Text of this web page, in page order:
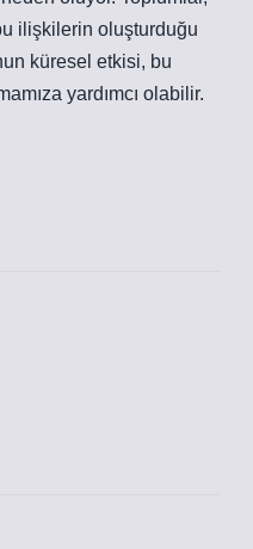
ilişkilerin oluşturduğu
küresel etkisi, bu
yardımcı olabilir.